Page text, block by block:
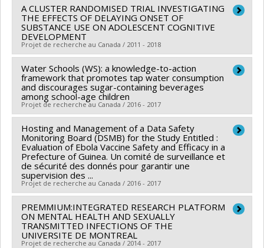
en santé du Canada
Programmes de subvention :PVXXXXXX-Subvention
de fonctionnement transitoire
Chercheur principal : Sylvie Le May
Co-chercheurs : Stefan Parent,Serge Gouin,Benoît
Mâsse,Patrick Mcgrath
Amy Plint,Gina Neto
Sources de financement :IRSC/Instituts de recherche
en santé du Canada
Programmes de subvention :
Subvention de fonctionnement incluant les
subventions de fonctionnement programmatiques
(général)
A CLUSTER RANDOMISED TRIAL INVESTIGATING
THE EFFECTS OF DELAYING ONSET OF
SUBSTANCE USE ON ADOLESCENT COGNITIVE
DEVELOPMENT
Projet de recherche au Canada / 2011 - 2018
Chercheur principal : Patricia Conrod
Co-chercheurs : Jean Séguin,Benoît Mâsse,Robert O
Pihl,Jordan Peterson
Sources de financement :IRSC/Instituts de recherche
en santé du Canada
Programmes de subvention : PVXX5647-(MOP)
Subvention de fonctionnement incluant les
subventions de fonctionnement programmatiques
(général)
Water Schools (WS): a knowledge-to-action
framework that promotes tap water consumption
and discourages sugar-containing beverages
among school-age children
Projet de recherche au Canada / 2016 - 2017
Chercheur principal : Michel Lucas
Co-chercheurs : Marie Marquis,Benoît Mâsse
Sources de financement : IRSC/Instituts de recherche
en santé du Canada
Programmes de subvention :PVXXXXXX-(PJT)
Subvention Projet
Hosting and Management of a Data Safety
Monitoring Board (DSMB) for the Study Entitled :
Evaluation of Ebola Vaccine Safety and Efficacy in a
Prefecture of Guinea. Un comité de surveillance et
de sécurité des donnés pour garantir une
supervision des ...
Projet de recherche au Canada / 2016 - 2017
Chercheur principal : Benoît Mâsse
Sources de financement :CRDI/Centre de recherches
pour le développement international
PREMMIUM:INTEGRATED RESEARCH PLATFORM
ON MENTAL HEALTH AND SEXUALLY
TRANSMITTED INFECTIONS OF THE
UNIVERSITE DE MONTREAL
Projet de recherche au Canada / 2014 - 2017